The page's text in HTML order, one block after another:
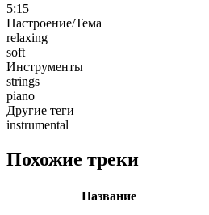
5:15
Настроение/Тема
relaxing
soft
Инструменты
strings
piano
Другие теги
instrumental
Похожие треки
Название